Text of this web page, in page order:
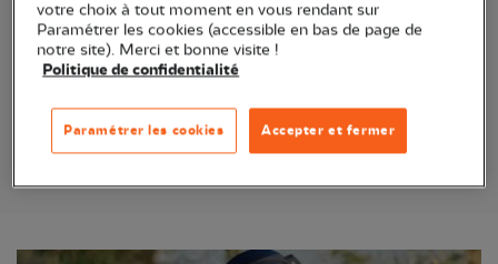
Anticollisions vitres oiseaux
Je découvre les anticollisions
votre choix à tout moment en vous rendant sur
Paramétrer les cookies (accessible en bas de page de
notre site). Merci et bonne visite !
Politique de confidentialité
Accepter et fermer
Paramétrer les cookies